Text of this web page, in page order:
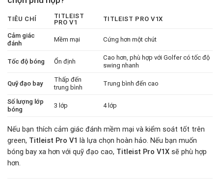
TIÊU CHÍ
TITLEIST
PRO V1
TITLEIST PRO V1X
Cảm giác
đánh
Mềm mại Cứng hơn một chút
Tốc độ bóng Ổn định
Cao hơn, phù hợp với Golfer có tốc độ
swing nhanh
Quỹ đạo bay
Thấp đến
trung bình
Trung bình đến cao
Số lượng lớp
bóng
3 lớp 4 lớp
Nếu bạn thích cảm giác đánh mềm mại và kiểm soát tốt trên
green, Titleist Pro V1 là lựa chọn hoàn hảo. Nếu bạn muốn
bóng bay xa hơn với quỹ đạo cao, Titleist Pro V1X sẽ phù hợp
hơn.